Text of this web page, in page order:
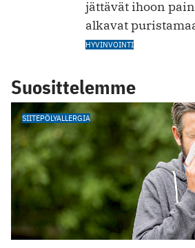
jättävät ihoon
alkavat
HYVINVOINTI
Suosittelemme
SIITEPÖLYALLERGIA